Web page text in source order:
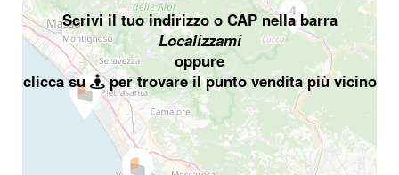
Scrivi il tuo indirizzo o CAP nella barra
Localizzami
oppure
clicca su
per trovare il punto vendita più vicino
4